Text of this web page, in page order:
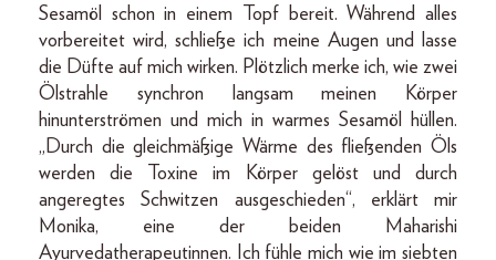
Sesamöl schon in einem Topf bereit. Während alles
vorbereitet wird, schließe ich meine Augen und lasse
die Düfte auf mich wirken. Plötzlich merke ich, wie zwei
Ölstrahle synchron langsam meinen Körper
hinunterströmen und mich in warmes Sesamöl hüllen.
„Durch die gleichmäßige Wärme des fließenden Öls
werden die Toxine im Körper gelöst und durch
angeregtes Schwitzen ausgeschieden“, erklärt mir
Monika, eine der beiden Maharishi
Ayurvedatherapeutinnen. Ich fühle mich wie im siebten